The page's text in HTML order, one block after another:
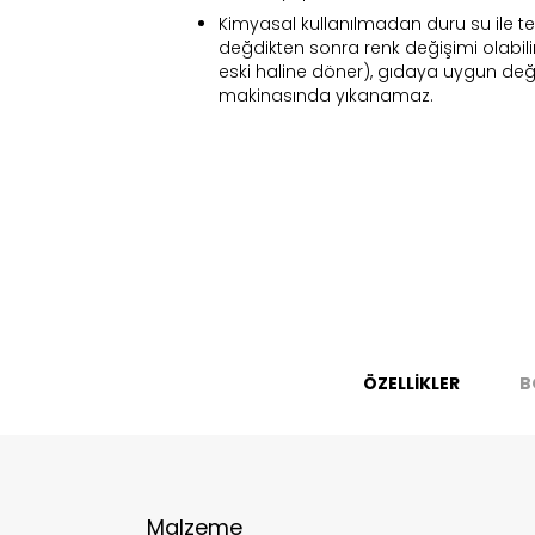
Kimyasal kullanılmadan duru su ile
değdikten sonra renk değişimi
eski haline döner), gıdaya uygun
makinasında yıkanamaz.
ÖZELLİKLER
Malzeme